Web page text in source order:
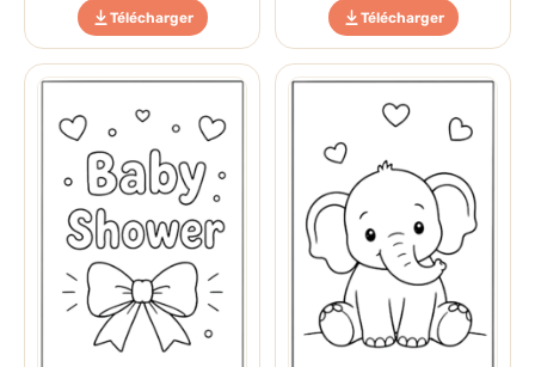
Télécharger Télécharger